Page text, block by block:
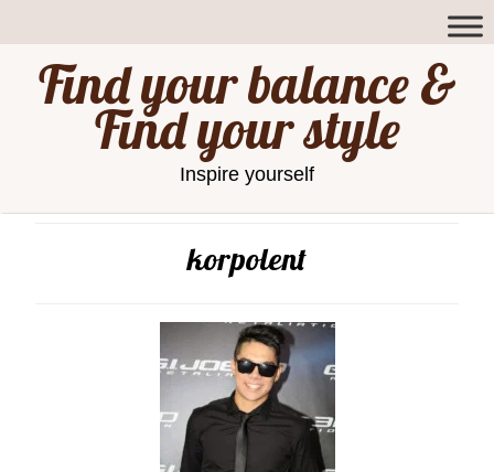
Find your balance &
Find your style
Inspire yourself
korpolent